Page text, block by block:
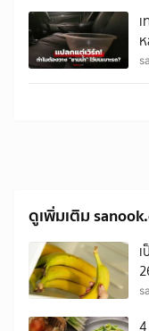
ดูเพิ่มเติม